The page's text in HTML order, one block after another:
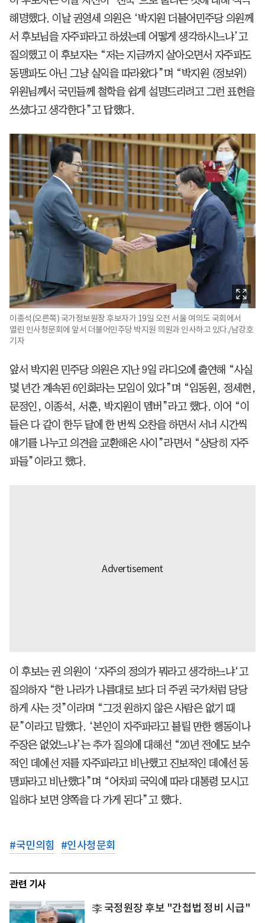
해명했다. 이날 권영세 의원은 ‘박지원 더불어민주당 의원께
서 후보님을 자주파라고 하셨는데 어떻게 생각하시느냐’고
질의했고 이 후보자는 “저는 지금까지 살아오면서 자주파도
동맹파도 아닌 그냥 실익을 따라왔다”며 “박지원 (정보위)
위원님께서 국민들께 철학을 쉽게 설명드리려고 그런 표현을
쓰셨다고 생각한다”고 답했다.
이종석(오른쪽) 국가정보원장 후보자가 19일 오전 서울 여의도 국회에서
열린 인사청문회에 앞서 더불어민주당 박지원 의원과 인사하고 있다./남강호
기자
앞서 박지원 민주당 의원은 지난 9일 라디오에 출연해 “사실
몇 년간 계속된 6인회라는 모임이 있다”며 “임동원, 정세현,
문정인, 이종석, 서훈, 박지원이 멤버”라고 했다. 이어 “이
들은 다 같이 한두 달에 한 번씩 오찬을 하면서 서너 시간씩
얘기를 나누고 의견을 교환해온 사이”라면서 “상당히 자주
파들”이라고 했다.
이 후보는 권 의원이 ‘자주의 정의가 뭐라고 생각하느냐‘고
질의하자 “한 나라가 나름대로 보다 더 주권 국가처럼 당당
하게 사는 것”이라며 “그것 원하지 않은 사람은 없기 때
문”이라고 말했다. ‘본인이 자주파라고 불릴 만한 행동이나
주장은 없었느냐’는 추가 질의에 대해선 “20년 전에도 보수
적인 데에선 저를 자주파라고 비난했고 진보적인 데에선 동
맹파라고 비난했다”며 “어차피 국익에 따라 대통령 모시고
일하다 보면 양쪽을 다 가게 된다”고 했다.
#국민의힘 #인사청문회
관련 기사
李 국정원장 후보 "간첩법 정비 시급"